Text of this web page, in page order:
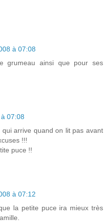
à 07:08
grumeau ainsi que pour ses
07:08
arrive quand on lit pas avant
!!!
puce !!
à 07:12
la petite puce ira mieux très